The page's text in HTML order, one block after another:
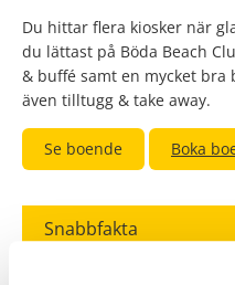
Du hittar flera kiosker när
du lättast på Böda Beach
& buffé samt en mycket
även tilltugg & take away.
Se boende Boka
Snabbfakta